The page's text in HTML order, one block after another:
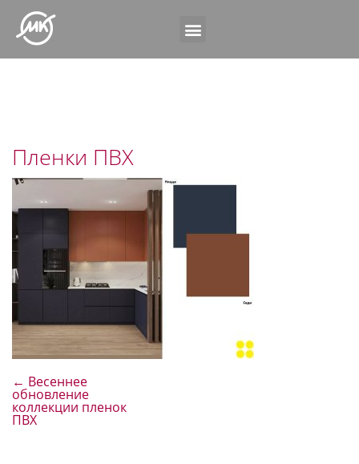
Пленки ПВХ
← Весеннее
обновление
коллекции пленок
ПВХ